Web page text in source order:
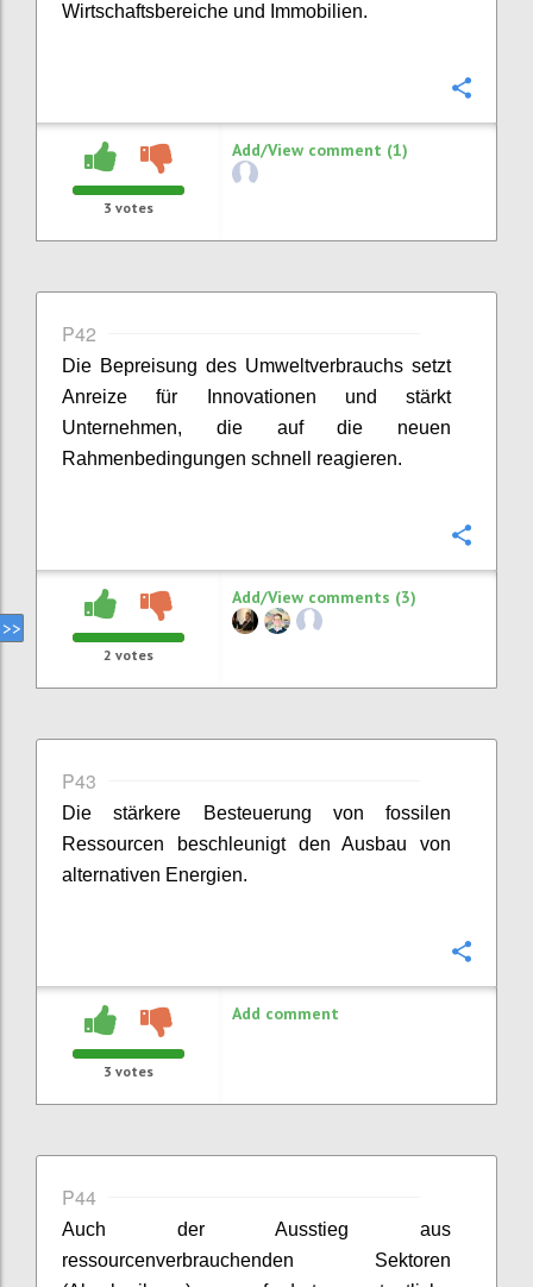
Wirtschaftsbereiche und Immobilien.
3 votes
Add/View comment (1)
P42
Die Bepreisung des Umweltverbrauchs setzt
Anreize für Innovationen und stärkt
Unternehmen, die auf die neuen
Rahmenbedingungen schnell reagieren.
2 votes
Add/View comments (3)
P43
Die stärkere Besteuerung von fossilen
Ressourcen beschleunigt den Ausbau von
alternativen Energien.
3 votes
Add comment
P44
Auch der Ausstieg aus
ressourcenverbrauchenden Sektoren